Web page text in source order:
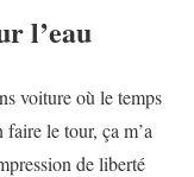
l’eau
voiture où le temps
faire le tour, ça m’a
de liberté